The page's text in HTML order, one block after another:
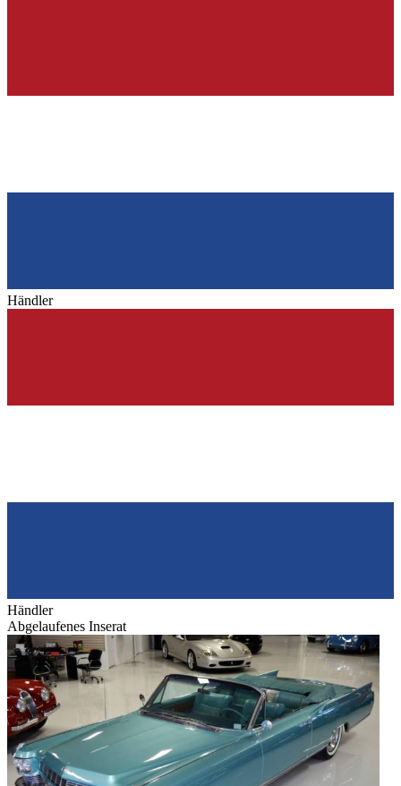
Händler
Händler
Abgelaufenes Inserat